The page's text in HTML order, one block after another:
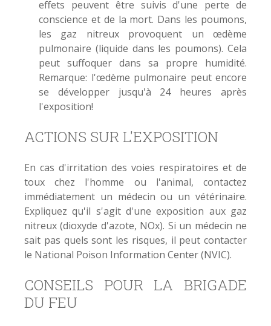
effets peuvent être suivis d'une perte de
conscience et de la mort. Dans les poumons,
les gaz nitreux provoquent un œdème
pulmonaire (liquide dans les poumons). Cela
peut suffoquer dans sa propre humidité.
Remarque: l'œdème pulmonaire peut encore
se développer jusqu'à 24 heures après
l'exposition!
ACTIONS SUR L'EXPOSITION
En cas d'irritation des voies respiratoires et de
toux chez l'homme ou l'animal, contactez
immédiatement un médecin ou un vétérinaire.
Expliquez qu'il s'agit d'une exposition aux gaz
nitreux (dioxyde d'azote, NOx). Si un médecin ne
sait pas quels sont les risques, il peut contacter
le National Poison Information Center (NVIC).
CONSEILS POUR LA BRIGADE
DU FEU